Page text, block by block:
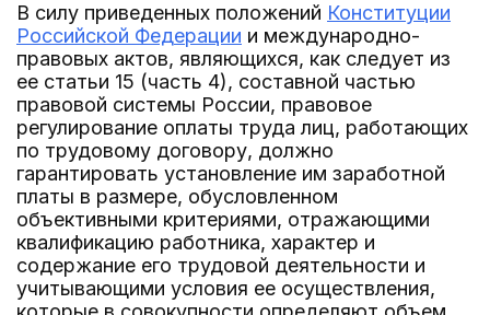
В силу приведенных положений Конституции
Российской Федерации и международно-
правовых актов, являющихся, как следует из
ее статьи 15 (часть 4), составной частью
правовой системы России, правовое
регулирование оплаты труда лиц, работающих
по трудовому договору, должно
гарантировать установление им заработной
платы в размере, обусловленном
объективными критериями, отражающими
квалификацию работника, характер и
содержание его трудовой деятельности и
учитывающими условия ее осуществления,